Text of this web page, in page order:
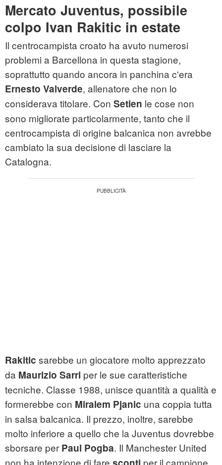
Mercato Juventus, possibile
colpo Ivan Rakitic in estate
Il centrocampista croato ha avuto numerosi
problemi a Barcellona in questa stagione,
soprattutto quando ancora in panchina c'era
Ernesto Valverde, allenatore che non lo
considerava titolare. Con Setien le cose non
sono migliorate particolarmente, tanto che il
centrocampista di origine balcanica non avrebbe
cambiato la sua decisione di lasciare la
Catalogna.
Rakitic sarebbe un giocatore molto apprezzato
da Maurizio Sarri per le sue caratteristiche
tecniche. Classe 1988, unisce quantità a qualità e
formerebbe con Miralem Pjanic una coppia tutta
in salsa balcanica. Il prezzo, inoltre, sarebbe
molto inferiore a quello che la Juventus dovrebbe
sborsare per Paul Pogba. Il Manchester United